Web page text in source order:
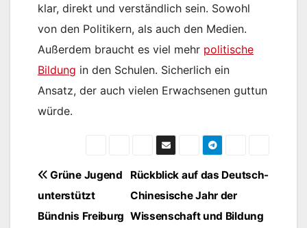
klar, direkt und verständlich sein. Sowohl
von den Politikern, als auch den Medien.
Außerdem braucht es viel mehr politische
Bildung in den Schulen. Sicherlich ein
Ansatz, der auch vielen Erwachsenen guttun
würde.
BeitragsnavigationRückblick auf das Deutsch-
Chinesische Jahr der
Wissenschaft und Bildung
Grüne Jugend
unterstützt
Bündnis Freiburg